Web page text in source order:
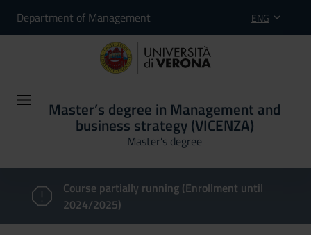
Department of Management ENG
Master’s degree in Management and
business strategy (VICENZA)
Master’s degree
Course partially running (Enrollment until
2024/2025)